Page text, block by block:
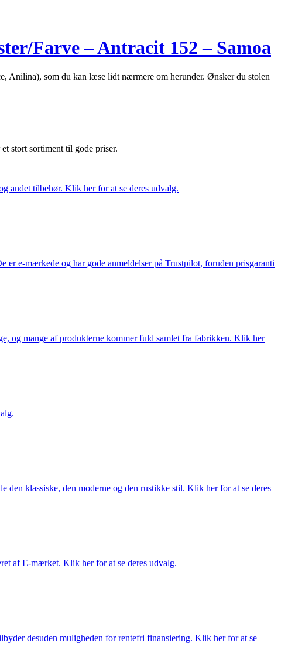
Farve – Antracit 152 – Samoa
Anilina), som du kan læse lidt nærmere om herunder. Ønsker du stolen
et stort sortiment til gode priser.
andet tilbehør. Klik her for at se deres udvalg.
e-mærkede og har gode anmeldelser på Trustpilot, foruden prisgaranti
og mange af produkterne kommer fuld samlet fra fabrikken. Klik her
klassiske, den moderne og den rustikke stil. Klik her for at se deres
af E-mærket. Klik her for at se deres udvalg.
desuden muligheden for rentefri finansiering. Klik her for at se